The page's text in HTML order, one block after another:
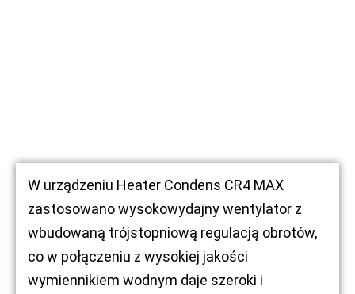
W urządzeniu Heater Condens CR4 MAX
zastosowano wysokowydajny wentylator z
wbudowaną trójstopniową regulacją obrotów,
co w połączeniu z wysokiej jakości
wymiennikiem wodnym daje szeroki i